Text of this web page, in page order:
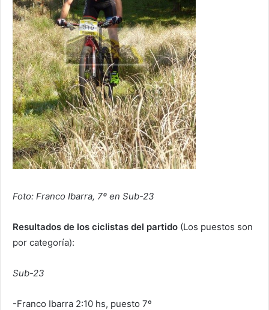
Foto: Franco Ibarra, 7º en Sub-23
Resultados de los ciclistas del partido (Los puestos son
por categoría):
Sub-23
-Franco Ibarra 2:10 hs, puesto 7º